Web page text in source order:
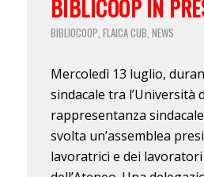
BIBLICOOP IN
BIBLIOCOOP, FLAICA CUB, NEWS
Mercoledì 13 luglio,
sindacale tra l’Università
rappresentanza
svolta un’assemblea
lavoratrici e dei